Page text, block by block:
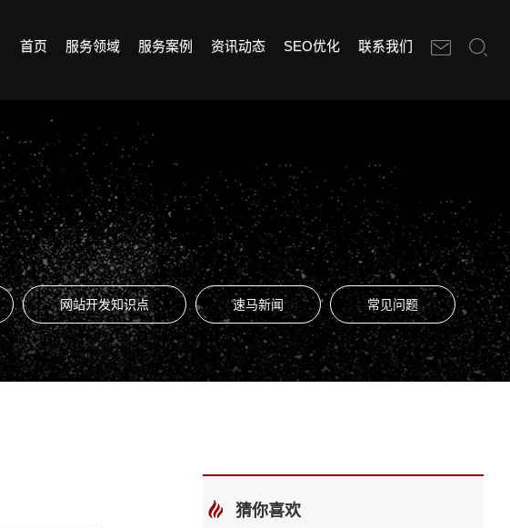
首页 服务领域 服务案例 资讯动态 SEO优化 联系我们
网站开发知识点 速马新闻 常见问题
猜你喜欢